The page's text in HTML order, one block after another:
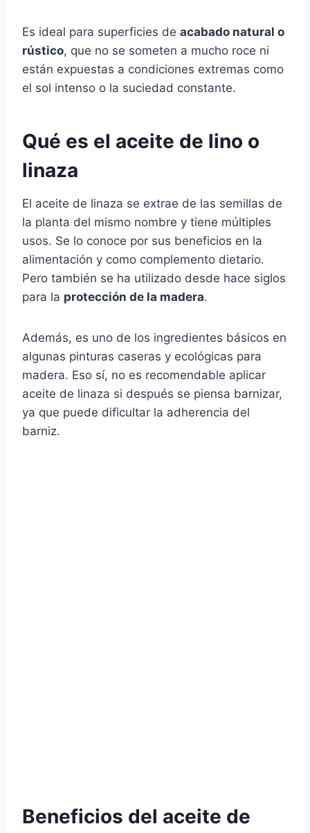
Es ideal para superficies de acabado natural o
rústico, que no se someten a mucho roce ni
están expuestas a condiciones extremas como
el sol intenso o la suciedad constante.
Qué es el aceite de lino o
linaza
El aceite de linaza se extrae de las semillas de
la planta del mismo nombre y tiene múltiples
usos. Se lo conoce por sus beneficios en la
alimentación y como complemento dietario.
Pero también se ha utilizado desde hace siglos
para la protección de la madera.
Además, es uno de los ingredientes básicos en
algunas pinturas caseras y ecológicas para
madera. Eso sí, no es recomendable aplicar
aceite de linaza si después se piensa barnizar,
ya que puede dificultar la adherencia del
barniz.
Beneficios del aceite de